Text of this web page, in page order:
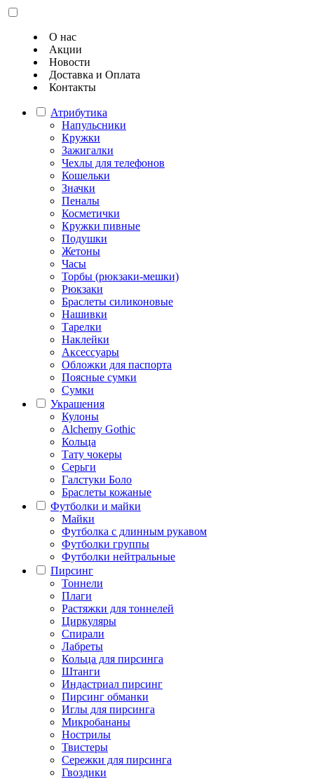
О нас
Акции
Новости
Доставка и Оплата
Контакты
Атрибутика
Напульсники
Кружки
Зажигалки
Чехлы для телефонов
Кошельки
Значки
Пеналы
Косметички
Кружки пивные
Подушки
Жетоны
Часы
Торбы (рюкзаки-мешки)
Рюкзаки
Браслеты силиконовые
Нашивки
Тарелки
Наклейки
Аксессуары
Обложки для паспорта
Поясные сумки
Сумки
Украшения
Кулоны
Alchemy Gothic
Кольца
Тату чокеры
Серьги
Галстуки Боло
Браслеты кожаные
Футболки и майки
Майки
Футболка с длинным рукавом
Футболки группы
Футболки нейтральные
Пирсинг
Тоннели
Плаги
Растяжки для тоннелей
Циркуляры
Спирали
Лабреты
Кольца для пирсинга
Штанги
Индастриал пирсинг
Пирсинг обманки
Иглы для пирсинга
Микробананы
Нострилы
Твистеры
Сережки для пирсинга
Гвоздики